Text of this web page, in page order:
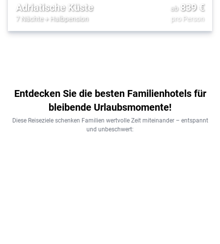
Adriatische Küste
7 Nächte+ Halbpension
ab 839€
pro Person
Entdecken Sie die besten Familienhotels für
bleibende Urlaubsmomente!
Diese Reiseziele schenken Familien wertvolle Zeit miteinander – entspannt
und unbeschwert: